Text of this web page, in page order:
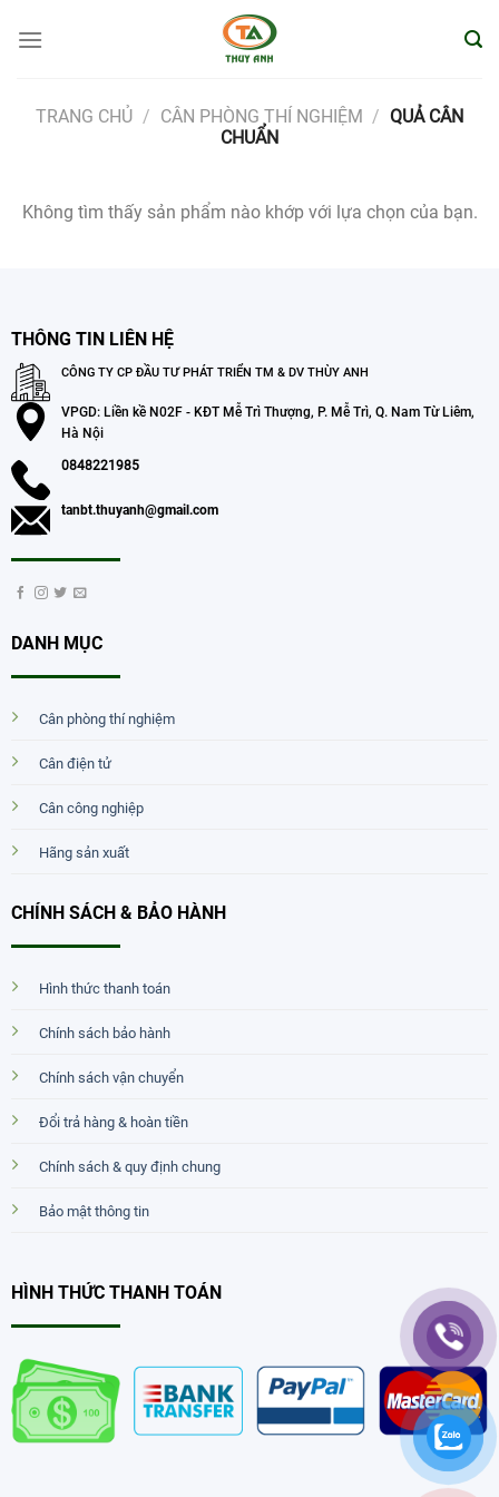
qua
TRANG CHỦ / CÂN PHÒNG THÍ NGHIỆM / QUẢ CÂN
CHUẨN
Không tìm thấy sản phẩm nào khớp với lựa chọn của bạn.
THÔNG TIN LIÊN HỆ
CÔNG TY CP ĐẦU TƯ PHÁT TRIỂN TM & DV THÙY ANH
VPGD: Liền kề N02F - KĐT Mễ Trì Thượng, P. Mễ Trì, Q. Nam Từ Liêm,
Hà Nội
0848221985
tanbt.thuyanh@gmail.com
DANH MỤC
Cân phòng thí nghiệm
Cân điện tử
Cân công nghiệp
Hãng sản xuất
CHÍNH SÁCH & BẢO HÀNH
Hình thức thanh toán
Chính sách bảo hành
Chính sách vận chuyển
Đổi trả hàng & hoàn tiền
Chính sách & quy định chung
Bảo mật thông tin
HÌNH THỨC THANH TOÁN